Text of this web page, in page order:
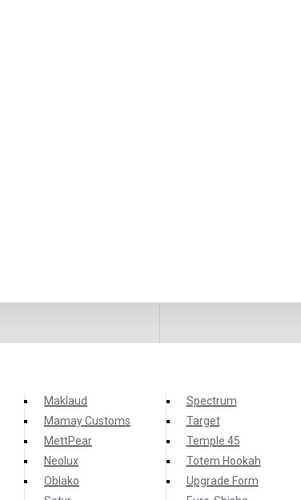
Maklaud
Mamay Customs
MettPear
Neolux
Oblako
Spectrum
Target
Temple 45
Totem Hookah
Upgrade Form
в культуре курения